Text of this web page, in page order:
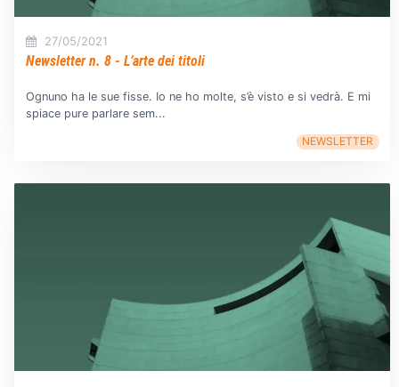
27/05/2021
Newsletter n. 8 - L’arte dei titoli
Ognuno ha le sue fisse. Io ne ho molte, s’è visto e si vedrà. E mi
spiace pure parlare sem...
NEWSLETTER